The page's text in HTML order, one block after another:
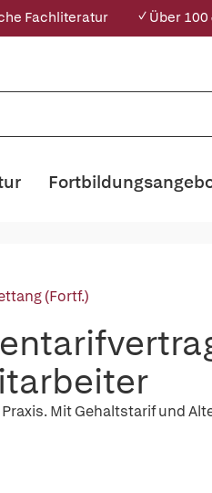
Fachliteratur ✓ Über
(Fortf.)
Mit Gehaltstarif und